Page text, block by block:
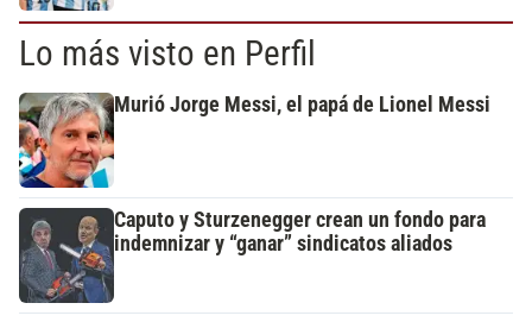
Lo más visto en Perfil
Murió Jorge Messi, el papá de Lionel Messi
Caputo y Sturzenegger crean un fondo para
indemnizar y “ganar” sindicatos aliados